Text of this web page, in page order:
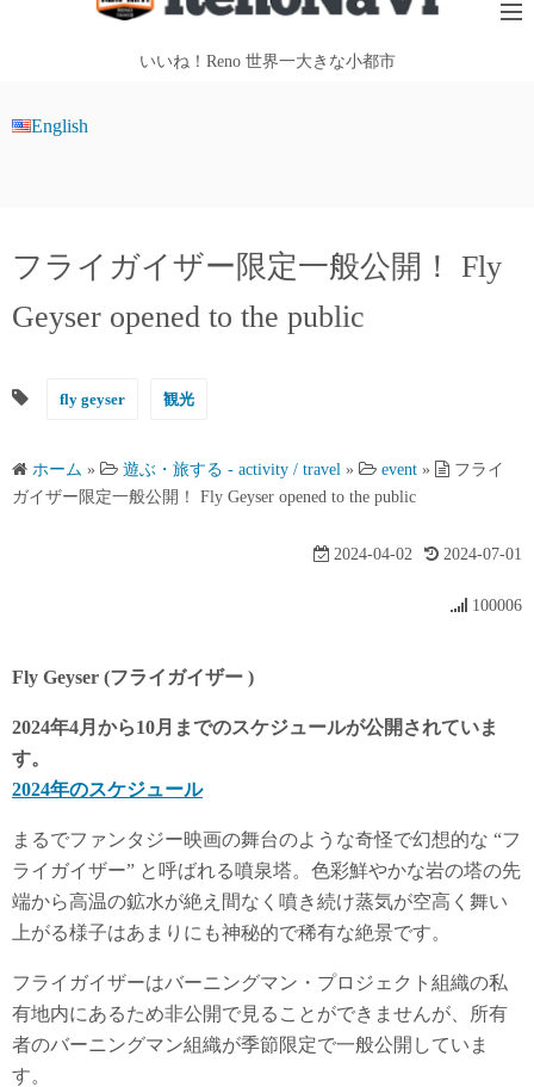
いいね！Reno 世界一大きな小都市
English
フライガイザー限定一般公開！ Fly
Geyser opened to the public
fly geyser 観光
ホーム » 遊ぶ・旅する - activity / travel » event »
フライ
ガイザー限定一般公開！ Fly Geyser opened to the public
2024-04-02 2024-07-01
100006
Fly Geyser (フライガイザー )
2024年4月から10月までのスケジュールが公開されていま
す。
2024年のスケジュール
まるでファンタジー映画の舞台のような奇怪で幻想的な “フ
ライガイザー” と呼ばれる噴泉塔。色彩鮮やかな岩の塔の先
端から高温の鉱水が絶え間なく噴き続け蒸気が空高く舞い
上がる様子はあまりにも神秘的で稀有な絶景です。
フライガイザーはバーニングマン・プロジェクト組織の私
有地内にあるため非公開で見ることができませんが、所有
者のバーニングマン組織が季節限定で一般公開していま
す。